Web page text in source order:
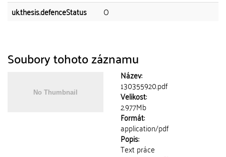
uk.thesis.defenceStatus
O
Soubory tohoto záznamu
Název:
130355920.pdf
Velikost:
2.977Mb
Formát:
application/pdf
Popis:
Text práce